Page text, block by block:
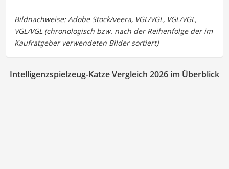
Intelligenzspielzeug-Katze Vergleich 2026 im Überblick